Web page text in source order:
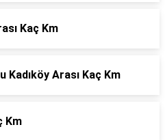
Kaç Km
Kadıköy Arası Kaç Km
Km